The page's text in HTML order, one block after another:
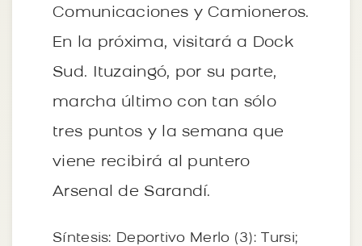
Comunicaciones y Camioneros.
En la próxima, visitará a Dock
Sud. Ituzaingó, por su parte,
marcha último con tan sólo
tres puntos y la semana que
viene recibirá al puntero
Arsenal de Sarandí.
Síntesis: Deportivo Merlo (3): Tursi;